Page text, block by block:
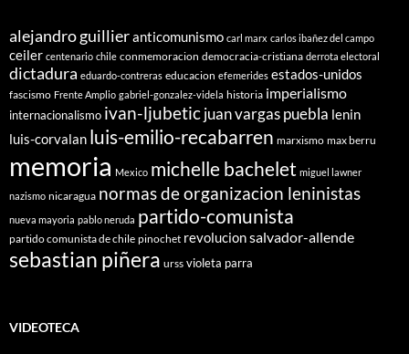
alejandro guillieranticomunismo carl marx carlos ibañez del campo
ceiler centenario chile conmemoracion democracia-cristiana derrota electoral
dictadura eduardo-contreras educacion efemerides estados-unidos
fascismo Frente Amplio gabriel-gonzalez-videla historia imperialismo
internacionalismo ivan-ljubeticjuan vargas puebla lenin
luis-corvalan luis-emilio-recabarren marxismo max berru
memoria Mexico michelle bachelet miguel lawner
nazismo nicaragua normas de organizacion leninistas
nueva mayoria pablo neruda partido-comunista
partido comunista de chile pinochet revolucionsalvador-allende
sebastian piñera urss violeta parra
VIDEOTECA